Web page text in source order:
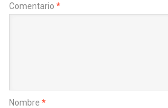
Comentario *
Nombre *